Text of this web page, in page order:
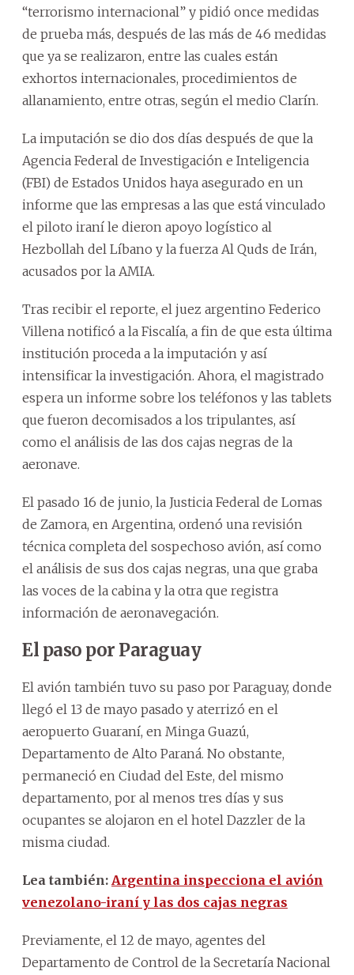
“terrorismo internacional” y pidió once medidas
de prueba más, después de las más de 46 medidas
que ya se realizaron, entre las cuales están
exhortos internacionales, procedimientos de
allanamiento, entre otras, según el medio Clarín.
La imputación se dio dos días después de que la
Agencia Federal de Investigación e Inteligencia
(FBI) de Estados Unidos haya asegurado en un
informe que las empresas a las que está vinculado
el piloto iraní le dieron apoyo logístico al
Hezbollah del Líbano y la fuerza Al Quds de Irán,
acusados por la AMIA.
Tras recibir el reporte, el juez argentino Federico
Villena notificó a la Fiscalía, a fin de que esta última
institución proceda a la imputación y así
intensificar la investigación. Ahora, el magistrado
espera un informe sobre los teléfonos y las tablets
que fueron decomisados a los tripulantes, así
como el análisis de las dos cajas negras de la
aeronave.
El pasado 16 de junio, la Justicia Federal de Lomas
de Zamora, en Argentina, ordenó una revisión
técnica completa del sospechoso avión, así como
el análisis de sus dos cajas negras, una que graba
las voces de la cabina y la otra que registra
información de aeronavegación.
El paso por Paraguay
El avión también tuvo su paso por Paraguay, donde
llegó el 13 de mayo pasado y aterrizó en el
aeropuerto Guaraní, en Minga Guazú,
Departamento de Alto Paraná. No obstante,
permaneció en Ciudad del Este, del mismo
departamento, por al menos tres días y sus
ocupantes se alojaron en el hotel Dazzler de la
misma ciudad.
Lea también: Argentina inspecciona el avión
venezolano-iraní y las dos cajas negras
Previamente, el 12 de mayo, agentes del
Departamento de Control de la Secretaría Nacional